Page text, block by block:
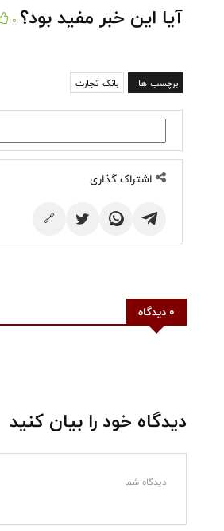
آیا این خبر مفید بود؟ 0
برچسب ها: بانک تجارت
اشتراک گذاری
🔗
0 دیدگاه
دیدگاه خود را بیان کنید